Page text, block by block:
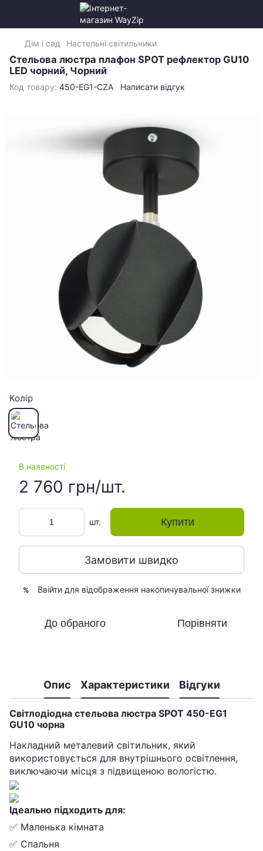
Дім і сад Настельні світильники
Стельова люстра плафон SPOT рефлектор GU10
LED чорний, Чорний
Код товару: 450-EG1-CZA Написати відгук
Колір
В наявності
2 760 грн/шт.
шт. Купити
Замовити швидко
% Ввійти для відображення накопичувальної знижки
До обраного Порівняти
Опис Характеристики Відгуки
Світлодіодна стельова люстра SPOT 450-EG1
GU10 чорна
Накладний металевий світильник, який
використовується для внутрішнього освітлення,
виключаючи місця з підвищеною вологістю.
Ідеально підходить для:
✅ Маленька кімната
✅ Спальня